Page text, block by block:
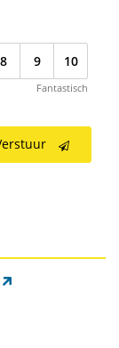
8 9 10
Fantastisch